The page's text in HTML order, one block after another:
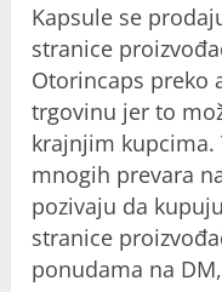
Kapsule se
stranice
Otorincaps preko
trgovinu jer to
krajnjim kupcima.
mnogih prevara
pozivaju da
stranice
ponudama na